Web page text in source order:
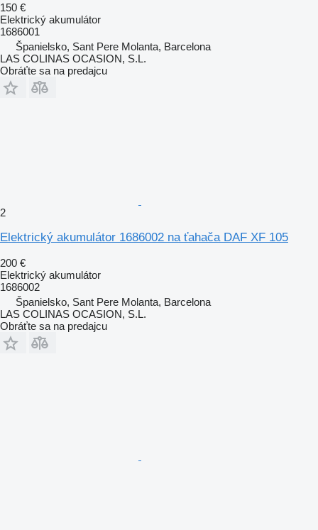
150 €
Elektrický akumulátor
1686001
Španielsko, Sant Pere Molanta, Barcelona
LAS COLINAS OCASION, S.L.
Obráťte sa na predajcu
2
Elektrický akumulátor 1686002 na ťahača DAF XF 105
200 €
Elektrický akumulátor
1686002
Španielsko, Sant Pere Molanta, Barcelona
LAS COLINAS OCASION, S.L.
Obráťte sa na predajcu